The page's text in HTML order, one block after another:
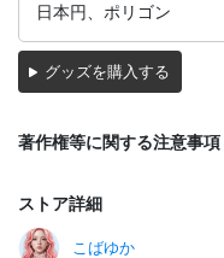
日本円、ポリゴン
グッズを購入する
著作権等に関する注意事項
ストア詳細
こばゆか